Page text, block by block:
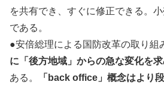
を共有でき、すぐに修正できる。
である。
●安倍総理による国防改革の取り組
に「後方地域」からの急な変化を
ある。
「back office」概念はより